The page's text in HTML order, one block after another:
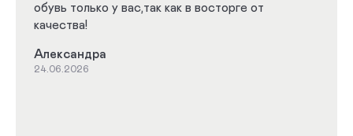
Кроссовки при плоскостопии
Белые кроссовки
обувь только у вас,так как в восторге от
качества!
Александра
24.06.2026